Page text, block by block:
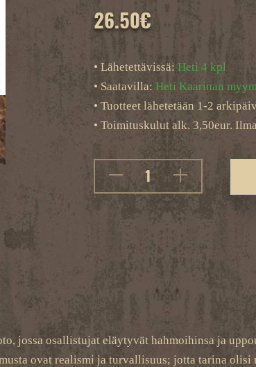
26.50€
• Lähetettävissä: Heti 4 kpl
• Saatavilla: Heti Kaarinan
• Tuotteet lähetetään 1-2
• Toimituskulut alk. 3,50eur.
jossa osallistujat eläytyvät hahmoihinsa ja
ovat realismi ja turvallisuus; jotta tarina